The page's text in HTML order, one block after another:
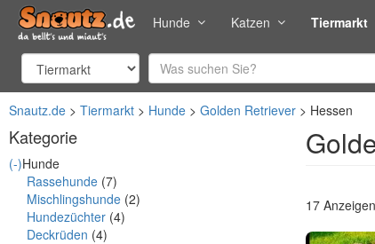
Hunde Katzen Tiermarkt
Snautz.de Tiermarkt Hunde Golden Retriever Hessen
Kategorie
(-)Hunde
Rassehunde (7)
Mischlingshunde (2)
Hundezüchter (4)
Deckrüden (4)
17 Anzeigen